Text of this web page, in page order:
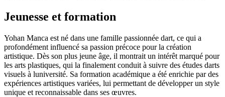
Jeunesse et formation
Yohan Manca est né dans une famille passionnée dart, ce qui a
profondément influencé sa passion précoce pour la création
artistique. Dès son plus jeune âge, il montrait un intérêt marqué pour
les arts plastiques, qui la finalement conduit à suivre des études darts
visuels à luniversité. Sa formation académique a été enrichie par des
expériences artistiques variées, lui permettant de développer un style
unique et reconnaissable dans ses œuvres.